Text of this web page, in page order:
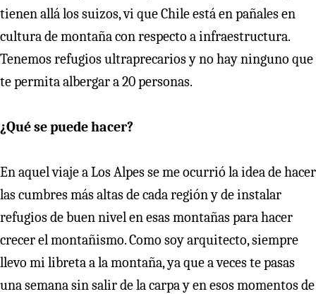
tienen allá los suizos, vi que Chile está en pañales en
cultura de montaña con respecto a infraestructura.
Tenemos refugios ultraprecarios y no hay ninguno que
te permita albergar a 20 personas.
¿Qué se puede hacer?
En aquel viaje a Los Alpes se me ocurrió la idea de hacer
las cumbres más altas de cada región y de instalar
refugios de buen nivel en esas montañas para hacer
crecer el montañismo. Como soy arquitecto, siempre
llevo mi libreta a la montaña, ya que a veces te pasas
una semana sin salir de la carpa y en esos momentos de